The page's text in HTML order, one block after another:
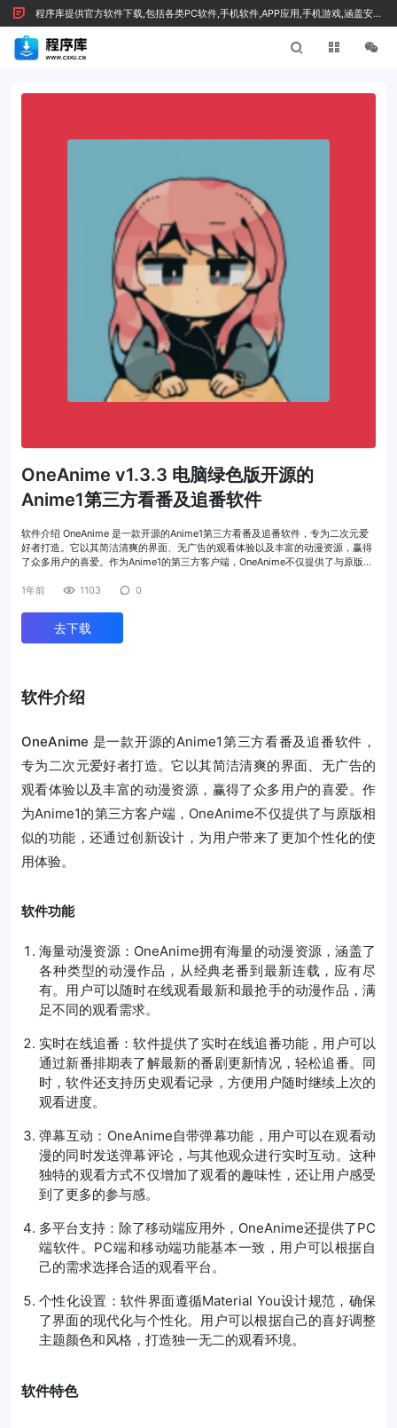
程序库提供官方软件下载,包括各类PC软件,手机软件,APP应用,手机游戏,涵盖安全
绿色软件及技术文章，按 Ctrl+D 收藏我们
OneAnime v1.3.3 电脑绿色版开源的
Anime1第三方看番及追番软件
软件介绍 OneAnime 是一款开源的Anime1第三方看番及追番软件，专为二次元爱
好者打造。它以其简洁清爽的界面、无广告的观看体验以及丰富的动漫资源，赢得
了众多用户的喜爱。作为Anime1的第三方客户端，OneAnime不仅提供了与原版…
1年前 1103 0
去下载
软件介绍
OneAnime 是一款开源的Anime1第三方看番及追番软件，
专为二次元爱好者打造。它以其简洁清爽的界面、无广告的
观看体验以及丰富的动漫资源，赢得了众多用户的喜爱。作
为Anime1的第三方客户端，OneAnime不仅提供了与原版相
似的功能，还通过创新设计，为用户带来了更加个性化的使
用体验。
软件功能
海量动漫资源：OneAnime拥有海量的动漫资源，涵盖了
各种类型的动漫作品，从经典老番到最新连载，应有尽
有。用户可以随时在线观看最新和最抢手的动漫作品，满
足不同的观看需求。
实时在线追番 ：软件提供了实时在线追番功能，用户可以
通过新番排期表了解最新的番剧更新情况，轻松追番。同
时，软件还支持历史观看记录，方便用户随时继续上次的
观看进度。
弹幕互动 ：OneAnime自带弹幕功能，用户可以在观看动
漫的同时发送弹幕评论，与其他观众进行实时互动。这种
独特的观看方式不仅增加了观看的趣味性，还让用户感受
到了更多的参与感。
多平台支持 ：除了移动端应用外，OneAnime还提供了PC
端软件。PC端和移动端功能基本一致，用户可以根据自
己的需求选择合适的观看平台。
个性化设置 ：软件界面遵循Material You设计规范，确保
了界面的现代化与个性化。用户可以根据自己的喜好调整
主题颜色和风格，打造独一无二的观看环境。
软件特色